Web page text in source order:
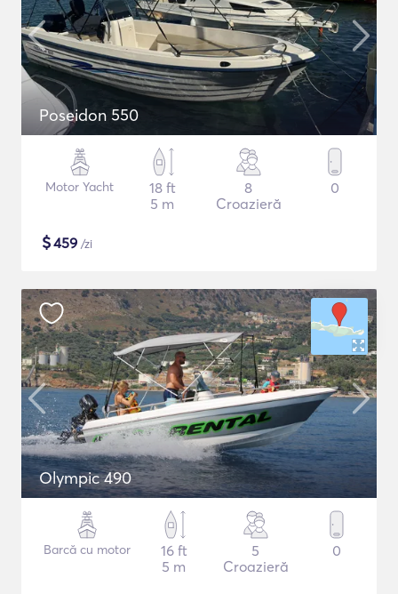
Poseidon 550
Motor Yacht
18 ft
5 m
8
Croazieră
0
$459 /zi
Olympic 490
Barcă cu motor
16 ft
5 m
5
Croazieră
0